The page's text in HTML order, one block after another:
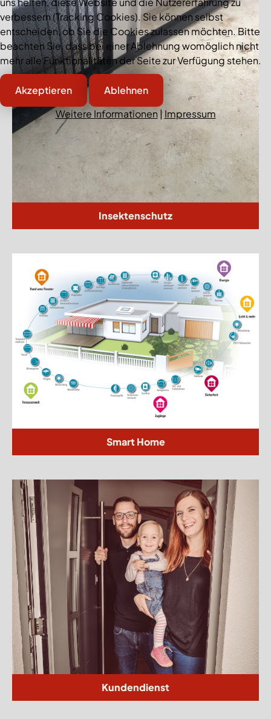
Insektenschutz
Smart Home
Kundendienst
verbessern (Tracking Cookies). Sie können selbst
entscheiden, ob Sie die Cookies zulassen möchten. Bitte
beachten Sie, dass bei einer Ablehnung womöglich nicht
mehr alle Funktionalitäten der Seite zur Verfügung stehen.
Akzeptieren
Ablehnen
Weitere Informationen |Impressum